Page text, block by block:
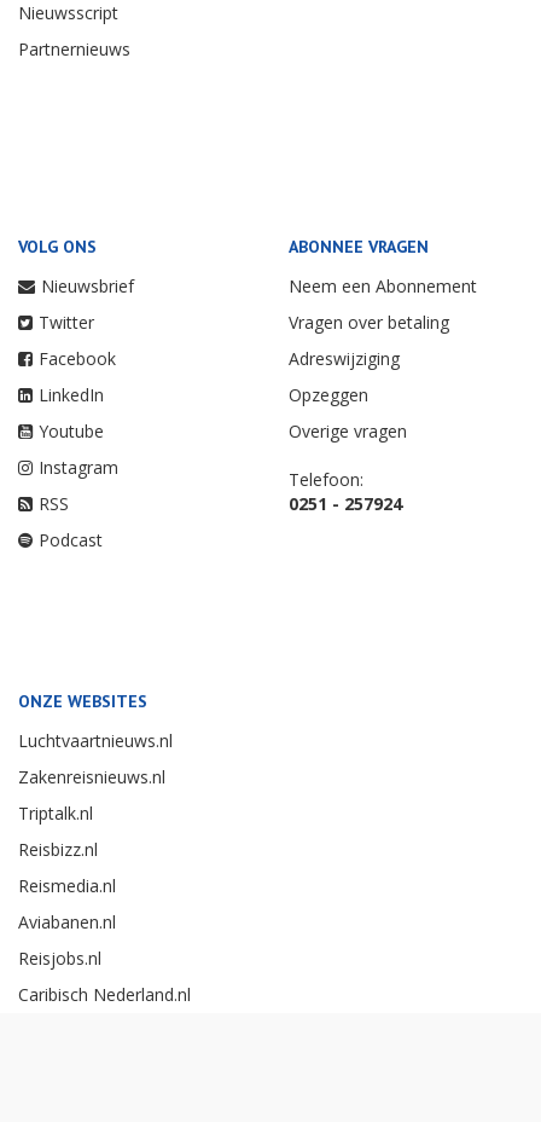
Nieuwsscript
Partnernieuws
VOLG ONS
Nieuwsbrief
Twitter
Facebook
LinkedIn
Youtube
Instagram
RSS
Podcast
ABONNEE VRAGEN
Neem een Abonnement
Vragen over betaling
Adreswijziging
Opzeggen
Overige vragen
Telefoon:
0251 - 257924
ONZE WEBSITES
Luchtvaartnieuws.nl
Zakenreisnieuws.nl
Triptalk.nl
Reisbizz.nl
Reismedia.nl
Aviabanen.nl
Reisjobs.nl
Caribisch Nederland.nl